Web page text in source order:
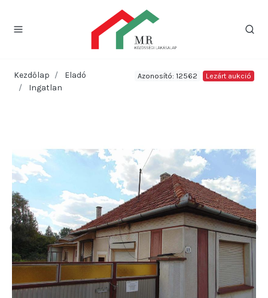
Kezdőlap
Eladó
Ingatlan
Azonosító: 12562 Lezárt aukció